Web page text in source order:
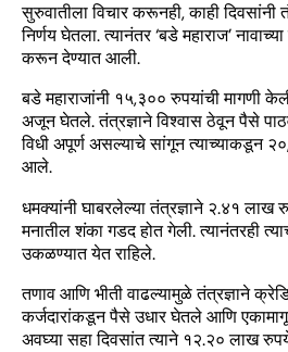
सुरुवातीला विचार करूनही, काही दिवसांनी
निर्णय घेतला. त्यानंतर ‘बडे महाराज’
करून देण्यात आली.
बडे महाराजांनी १५,३०० रुपयांची मागणी
अजून घेतले. तंत्रज्ञाने विश्वास ठेवून पैसे
विधी अपूर्ण असल्याचे सांगून त्याच्याकडून
आले.
धमक्यांनी घाबरलेल्या तंत्रज्ञाने २.४१ लाख
मनातील शंका गडद होत गेली. त्यानंतरही
उकळण्यात येत राहिले.
तणाव आणि भीती वाढल्यामुळे तंत्रज्ञाने
कर्जदारांकडून पैसे उधार घेतले आणि
अवघ्या सहा दिवसांत त्याने १२.२० लाख